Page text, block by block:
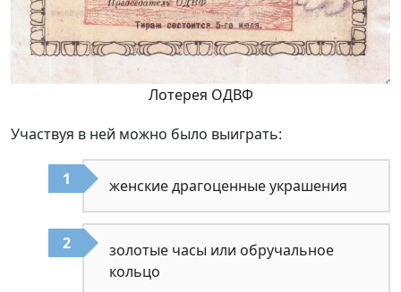
Лотерея ОДВФ
Участвуя в ней можно было выиграть:
женские драгоценные украшения
золотые часы или обручальное
кольцо